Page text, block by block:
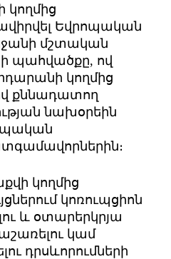
Եվրոպական
մշտական
պահվածքը, ով
կողմից
քննադատող
նախօրեին
կողմից
կոռուպցիոն
և օտարերկրյա
կամ
դրսևորումների